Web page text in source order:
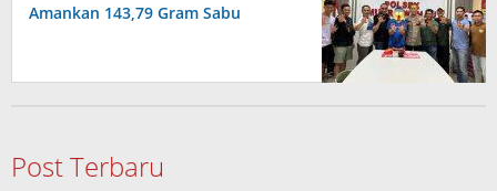
Amankan 143,79 Gram Sabu
Post Terbaru